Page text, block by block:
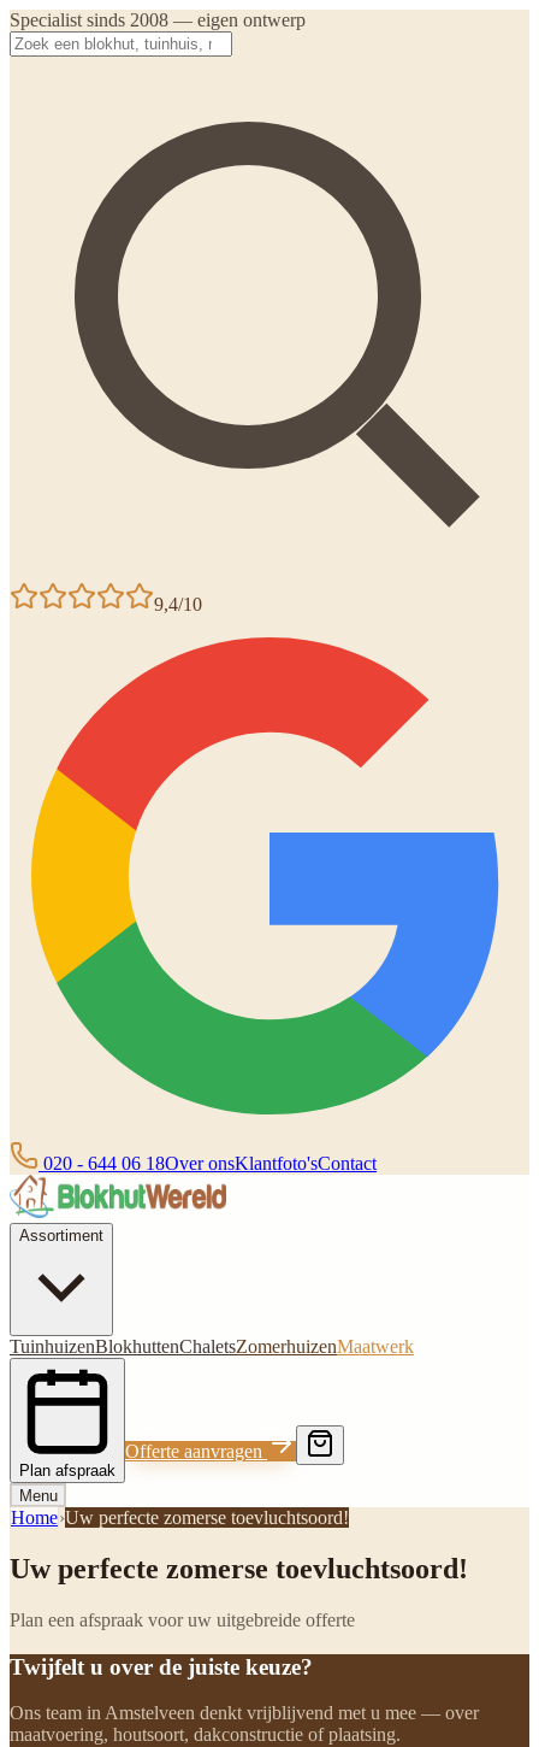
Specialist sinds 2008 — eigen ontwerp
9,4/10
020 - 644 06 18Over onsKlantfoto'sContact
Assortiment
TuinhuizenBlokhuttenChaletsZomerhuizenMaatwerk
Plan afspraak
Offerte aanvragen
Menu
Home›Uw perfecte zomerse toevluchtsoord!
Uw perfecte zomerse toevluchtsoord!
Plan een afspraak voor uw uitgebreide offerte
Twijfelt u over de juiste keuze?
Ons team in Amstelveen denkt vrijblijvend met u mee — over
maatvoering, houtsoort, dakconstructie of plaatsing.